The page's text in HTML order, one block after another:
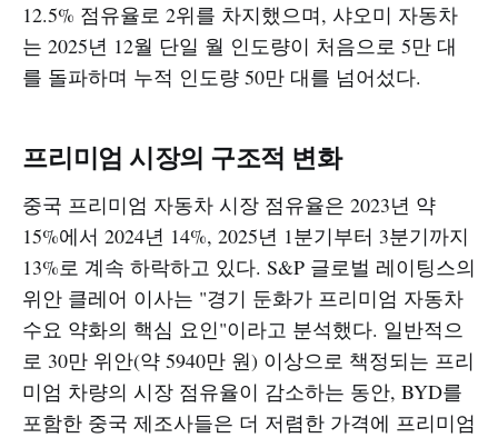
12.5% 점유율로 2위를 차지했으며, 샤오미 자동차
는 2025년 12월 단일 월 인도량이 처음으로 5만 대
를 돌파하며 누적 인도량 50만 대를 넘어섰다.​
프리미엄 시장의 구조적 변화
중국 프리미엄 자동차 시장 점유율은 2023년 약
15%에서 2024년 14%, 2025년 1분기부터 3분기까지
13%로 계속 하락하고 있다. S&P 글로벌 레이팅스의
위안 클레어 이사는 "경기 둔화가 프리미엄 자동차
수요 약화의 핵심 요인"이라고 분석했다. 일반적으
로 30만 위안(약 5940만 원) 이상으로 책정되는 프리
미엄 차량의 시장 점유율이 감소하는 동안, BYD를
포함한 중국 제조사들은 더 저렴한 가격에 프리미엄